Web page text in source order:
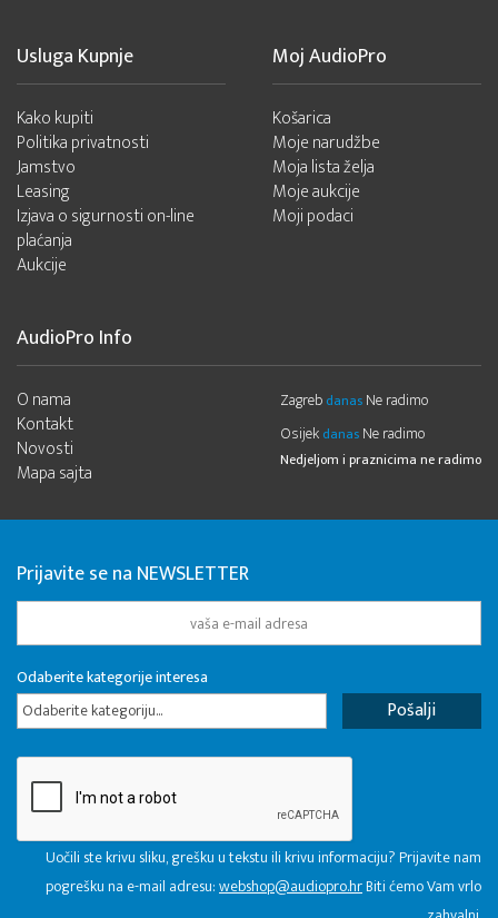
Usluga Kupnje
Kako kupiti
Politika privatnosti
Jamstvo
Leasing
Izjava o sigurnosti on-line
plaćanja
Aukcije
Moj AudioPro
Košarica
Moje narudžbe
Moja lista želja
Moje aukcije
Moji podaci
AudioPro Info
O nama
Kontakt
Novosti
Mapa sajta
Zagreb danas Ne radimo
Osijek danas Ne radimo
Nedjeljom i praznicima ne radimo
Prijavite se na NEWSLETTER
Odaberite kategorije interesa
Odaberite kategoriju...
Uočili ste krivu sliku, grešku u tekstu ili krivu informaciju? Prijavite nam
pogrešku na e-mail adresu:webshop@audiopro.hrBiti ćemo Vam vrlo